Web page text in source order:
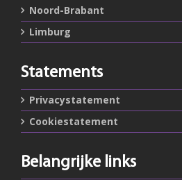
Noord-Brabant
Limburg
Statements
Privacystatement
Cookiestatement
Belangrijke links